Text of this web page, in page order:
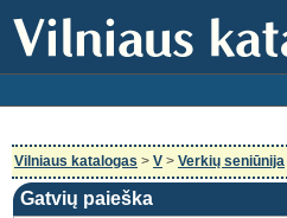
Vilniaus katalogas > V > Verkių seniūnija
Gatvių paieška